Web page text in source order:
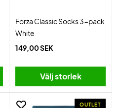
Forza Classic Socks 3-pack
White
149,00 SEK
Välj storlek
OUTLET